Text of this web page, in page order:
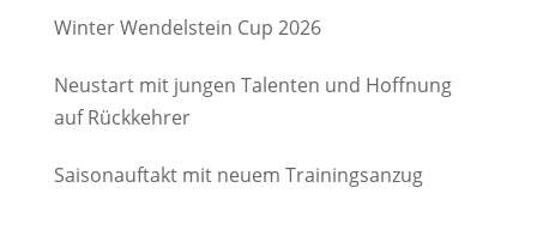
Winter Wendelstein Cup 2026
Neustart mit jungen Talenten und Hoffnung
auf Rückkehrer
Saisonauftakt mit neuem Trainingsanzug